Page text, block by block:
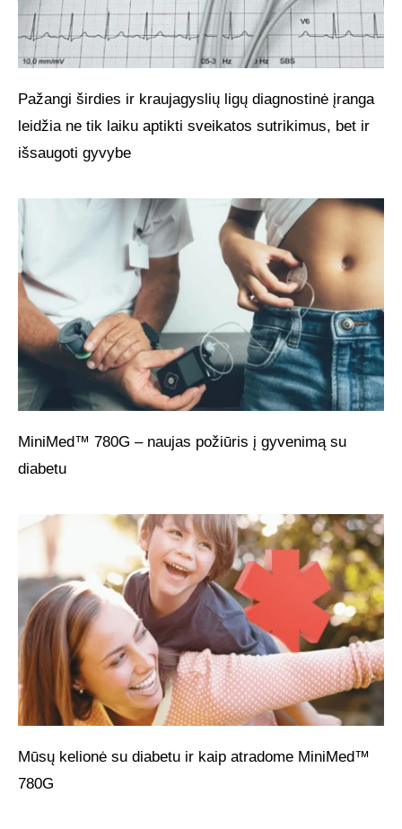
Pažangi širdies ir kraujagyslių ligų diagnostinė įranga
leidžia ne tik laiku aptikti sveikatos sutrikimus, bet ir
išsaugoti gyvybe
MiniMed™ 780G – naujas požiūris į gyvenimą su
diabetu
Mūsų kelionė su diabetu ir kaip atradome MiniMed™
780G